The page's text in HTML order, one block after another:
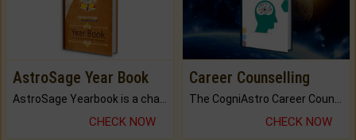
AstroSage Year Book
AstroSage Yearbook is a channel to fulfill your dreams and destiny.
CHECK NOW
Career Counselling
The CogniAstro Career Counselling Report is the most comprehensive report available on this topic.
CHECK NOW